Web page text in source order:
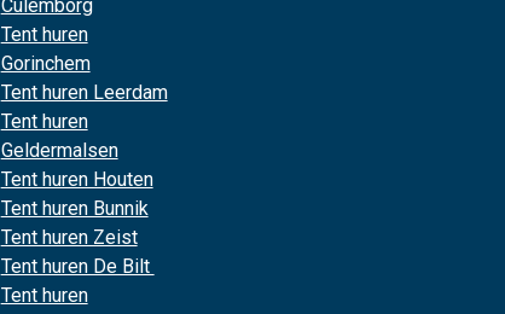
Culemborg
Tent huren
Gorinchem
Tent huren Leerdam
Tent huren
Geldermalsen
Tent huren Houten
Tent huren Bunnik
Tent huren Zeist
Tent huren De Bilt
Tent huren